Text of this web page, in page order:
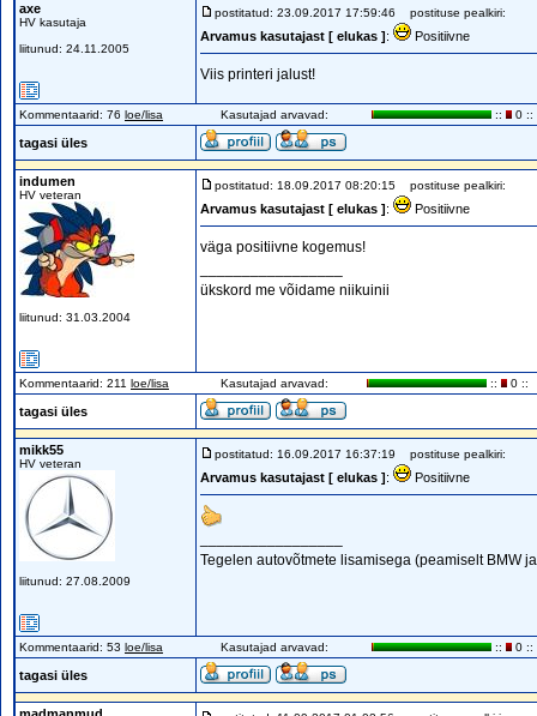
axe
HV kasutaja
liitunud: 24.11.2005
postitatud: 23.09.2017 17:59:46 postituse pealkiri:
Arvamus kasutajast [ elukas ]: Positiivne
Viis printeri jalust!
Kommentaarid: 76 loe/lisa Kasutajad arvavad: :: 0 ::
tagasi üles
indumen
HV veteran
liitunud: 31.03.2004
postitatud: 18.09.2017 08:20:15 postituse pealkiri:
Arvamus kasutajast [ elukas ]: Positiivne
väga positiivne kogemus!
ükskord me võidame niikuinii
Kommentaarid: 211 loe/lisa Kasutajad arvavad: :: 0 ::
tagasi üles
mikk55
HV veteran
liitunud: 27.08.2009
postitatud: 16.09.2017 16:37:19 postituse pealkiri:
Arvamus kasutajast [ elukas ]: Positiivne
Tegelen autovõtmete lisamisega (peamiselt BMW
Kommentaarid: 53 loe/lisa Kasutajad arvavad: :: 0 ::
tagasi üles